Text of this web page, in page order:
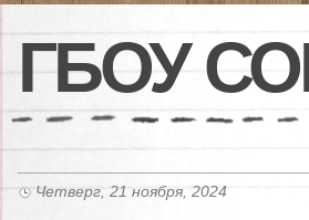
ГБОУ
Четверг, 21 ноября, 2024